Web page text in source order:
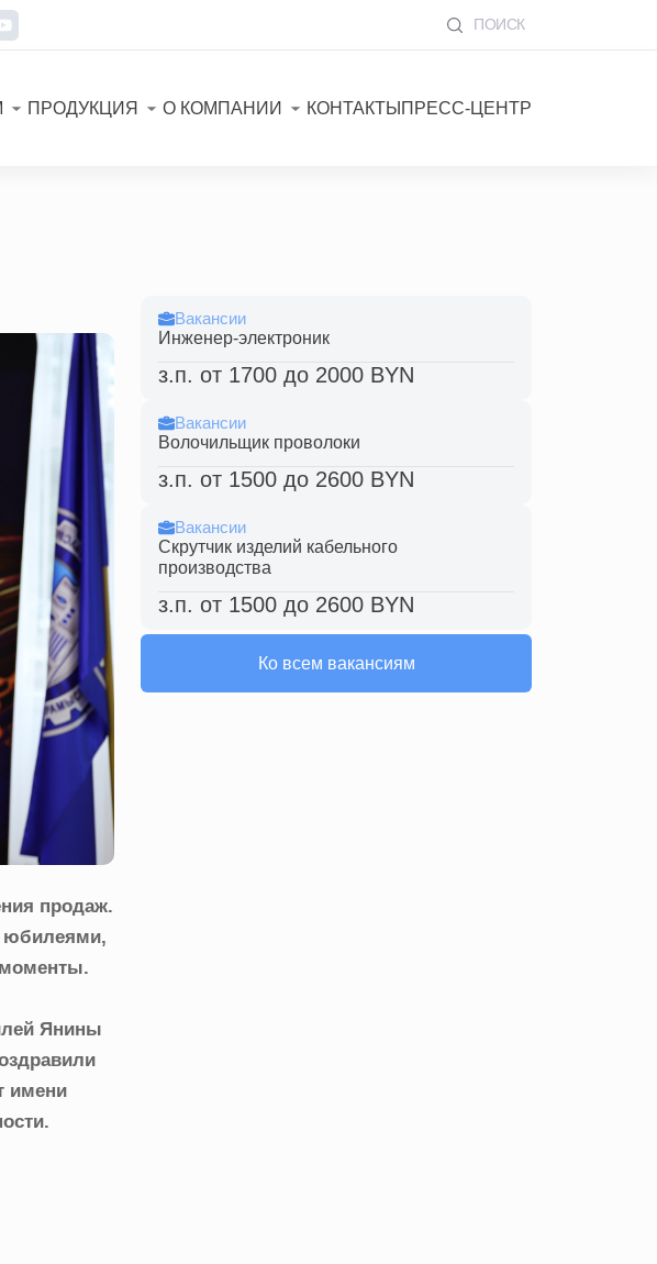
ПОИСК
ПРОДУКЦИЯ О КОМПАНИИ КОНТАКТЫ ПРЕСС-ЦЕНТР
продаж.
юбилеями,
Янины
имени
Вакансии
Инженер-электроник
з.п. от 1700 до 2000 BYN
Вакансии
Волочильщик проволоки
з.п. от 1500 до 2600 BYN
Вакансии
Скрутчик изделий кабельного
производства
з.п. от 1500 до 2600 BYN
Ко всем вакансиям